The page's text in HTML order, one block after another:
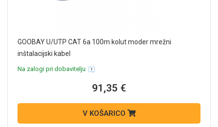
GOOBAY U/UTP CAT 6a 100m kolut moder mrežni
inštalacijski kabel
Na zalogi pri dobavitelju
91,35 €
V KOŠARICO